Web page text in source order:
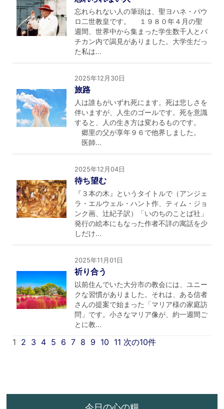
忘れられない人の筆頭は、聖ヨハネ・パウ
ロ二世教皇です。 １９８０年４月の聖
週間、世界中から集まった学生数千人とバ
チカン内で謁見がありました。大学生だっ
た私は...
2025年12月30日
旅路
人は誰もがいずれ死にます。死は悲しさを
伴いますが、人生のゴールです。死を意識
すると、人の生き方は変わるものです。
郷里の父が享年９６で他界しました。
医師...
2025年12月04日
待ち望む
『３本の木』というタイトルで（アンジェ
ラ・エルウェル・ハント作、ティム・ジョ
ンク画、辻紀子訳）「いのちのことば社」
発行の絵本にもなった作者不詳の寓話を少
しだけ...
2025年11月01日
祈り合う
以前住んでいた大分市の教会には、ユニー
クな習慣がありました。それは、ある信者
さんの提案で始まった「マリア様の家庭訪
問」です。小さなマリア像が、約一週間ご
とに教...
1 2 3 4 5 6 7 8 9 10 11 次の10件